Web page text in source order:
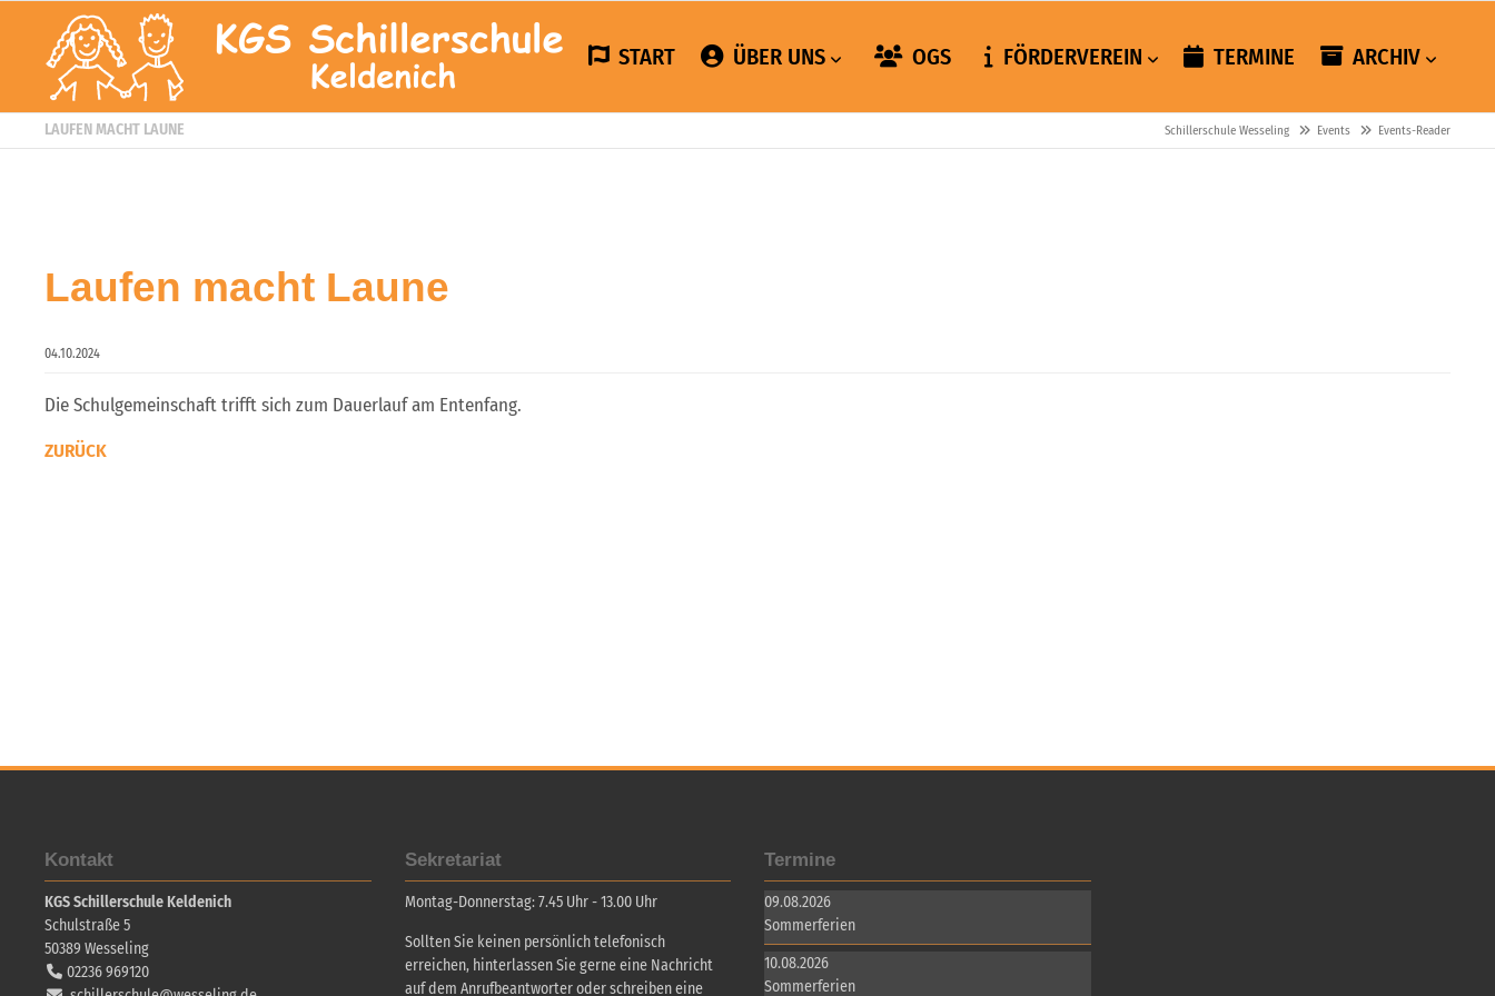
START ÜBER UNS OGS FÖRDERVEREIN TERMINE ARCHIV
LAUFEN MACHT LAUNE Schillerschule Wesseling Events Events-Reader
Laufen macht Laune
04.10.2024
Die Schulgemeinschaft trifft sich zum Dauerlauf am Entenfang.
ZURÜCK
Kontakt
KGS Schillerschule Keldenich
Schulstraße 5
50389 Wesseling
02236 969120
Sekretariat
Montag-Donnerstag: 7.45 Uhr - 13.00 Uhr
Sollten Sie keinen persönlich telefonisch
erreichen, hinterlassen Sie gerne eine Nachricht
auf dem Anrufbeantworter oder schreiben eine
Termine
09.08.2026
Sommerferien
10.08.2026
Sommerferien